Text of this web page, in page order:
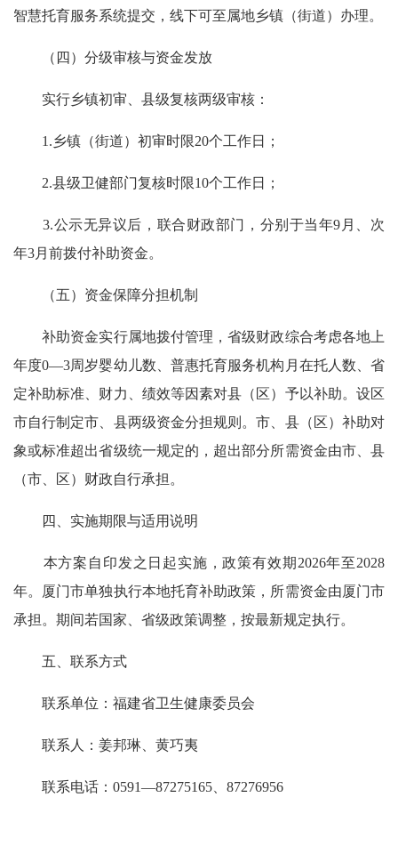
智慧托育服务系统提交，线下可至属地乡镇（街道）办理。
（四）分级审核与资金发放
实行乡镇初审、县级复核两级审核：
1.乡镇（街道）初审时限20个工作日；
2.县级卫健部门复核时限10个工作日；
3.公示无异议后，联合财政部门，分别于当年9月、次
年3月前拨付补助资金。
（五）资金保障分担机制
补助资金实行属地拨付管理，省级财政综合考虑各地上
年度0—3周岁婴幼儿数、普惠托育服务机构月在托人数、省
定补助标准、财力、绩效等因素对县（区）予以补助。设区
市自行制定市、县两级资金分担规则。市、县（区）补助对
象或标准超出省级统一规定的，超出部分所需资金由市、县
（市、区）财政自行承担。
四、实施期限与适用说明
本方案自印发之日起实施，政策有效期2026年至2028
年。厦门市单独执行本地托育补助政策，所需资金由厦门市
承担。期间若国家、省级政策调整，按最新规定执行。
五、联系方式
联系单位：福建省卫生健康委员会
联系人：姜邦琳、黄巧夷
联系电话：0591—87275165、87276956